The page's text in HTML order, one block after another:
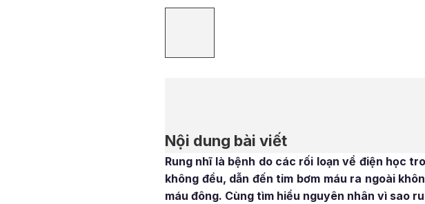
Nội dung bài viết
Rung nhĩ là bệnh do các rối loạn về điện học
không đều, dẫn đến tim bơm máu ra ngoài
máu đông. Cùng tìm hiểu nguyên nhân vì sao